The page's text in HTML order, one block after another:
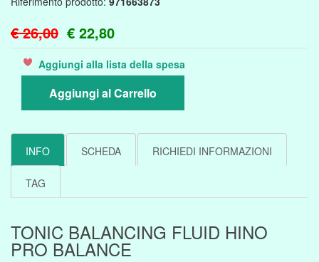
€ 26,00 € 22,80
Aggiungi alla lista della spesa
Aggiungi al Carrello
INFO SCHEDA RICHIEDI INFORMAZIONI
TAG
TONIC BALANCING FLUID HINO
PRO BALANCE